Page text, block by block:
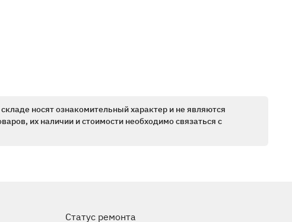
носят ознакомительный характер и не являются
их наличии и стоимости необходимо связаться с
Статус ремонта